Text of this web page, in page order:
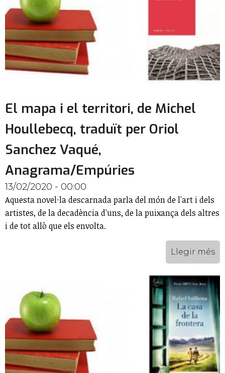
El mapa i el territori, de Michel
Houllebecq, traduït per Oriol
Sanchez Vaqué,
Anagrama/Empúries
13/02/2020 - 00:00
Aquesta novel·la descarnada parla del món de l'art i dels
artistes, de la decadència d'uns, de la puixança dels altres
i de tot allò que els envolta.
Llegir més